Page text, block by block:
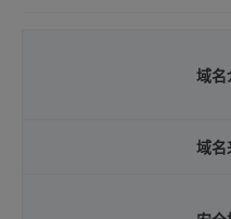
域名
域名